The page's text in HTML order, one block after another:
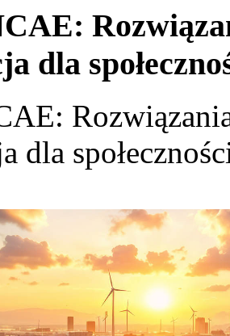
dla
dla